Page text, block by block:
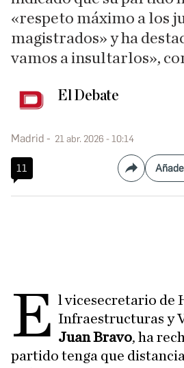
«respeto máximo a los
magistrados» y ha
vamos a insultarlos»,
El Debate
Madrid 21 abr. 2026 - 10:14
11 Compartir
E l vicesecretario de
Infraestructuras y
Juan Bravo, ha
partido tenga que